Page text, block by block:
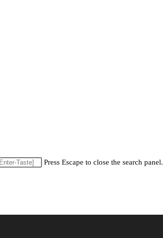
Press Escape to close the search panel.